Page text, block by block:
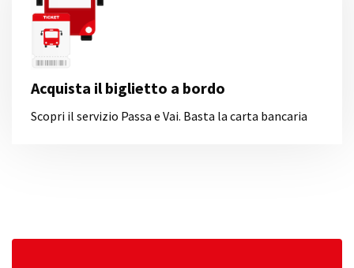
Acquista il biglietto a bordo
Scopri il servizio Passa e Vai. Basta la carta bancaria